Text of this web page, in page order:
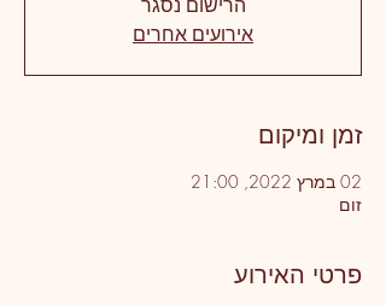
הרישום נסגר
אירועים אחרים
זמן ומיקום
02 במרץ 2022, 21:00
זום
פרטי האירוע